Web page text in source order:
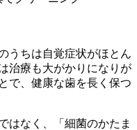
うちは自覚症状がほとん
治療も大がかりになりが
で、健康な歯を長く保つ
はなく、「細菌のかたま